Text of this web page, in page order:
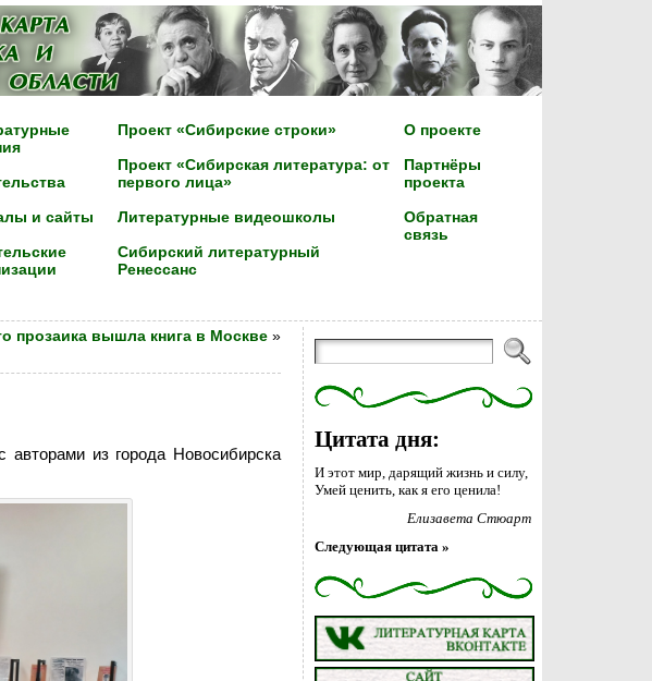
и сайты
Проект «Сибирские строки»
Проект «Сибирская литература: от
первого лица»
Литературные видеошколы
Сибирский литературный
Ренессанс
О проекте
Партнёры
проекта
Обратная
связь
прозаика вышла книга в Москве»
из города Новосибирска
Цитата дня:
И этот мир, дарящий жизнь и силу,
Умей ценить, как я его ценила!
Елизавета Стюарт
Следующая цитата »